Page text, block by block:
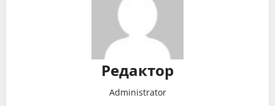
Редактор
Administrator